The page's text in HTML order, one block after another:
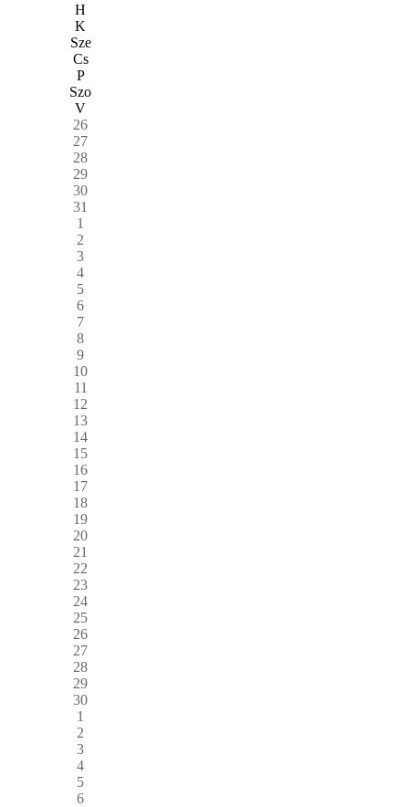
H
K
Sze
Cs
P
Szo
V
26
27
28
29
30
31
1
2
3
4
5
6
7
8
9
10
11
12
13
14
15
16
17
18
19
20
21
22
23
24
25
26
27
28
29
30
1
2
3
4
5
6